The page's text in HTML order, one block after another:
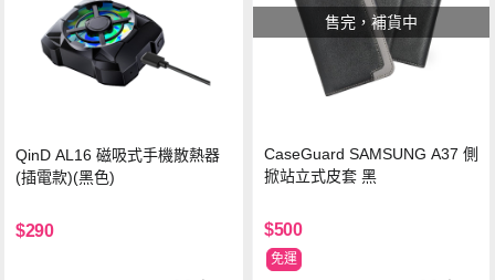
QinD AL16 磁吸式手機散熱器
(插電款)(黑色)
$290
售完，補貨中
CaseGuard SAMSUNG A37 側
掀站立式皮套 黑
$500
免運